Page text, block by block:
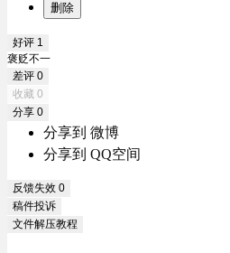
删除
好评 1
褒贬不一
差评 0
收藏 0
分享 0
分享到 微博
分享到 QQ空间
反馈失效 0
稿件投诉
文件解压教程